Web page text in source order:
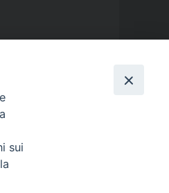
sui